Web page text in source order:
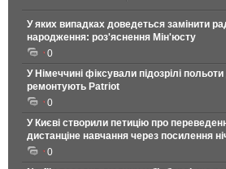
У яких випадках доведеться замінити
народження: роз'яснення Мін'юсту
0
У Німеччині фіксували підозрілі
ремонтують Patriot
0
У Києві створили петицію про
дистанціне навчання через посилення
0